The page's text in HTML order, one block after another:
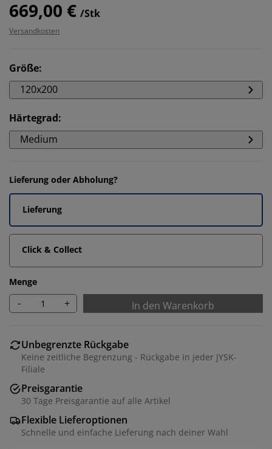
669,00 € /Stk
Versandkosten
Größe:
120x200
Härtegrad:
Medium
Lieferung oder Abholung?
Lieferung
Click & Collect
Menge
- + In den Warenkorb
Unbegrenzte Rückgabe
Keine zeitliche Begrenzung - Rückgabe in jeder JYSK-
Filiale
Preisgarantie
30 Tage Preisgarantie auf alle Artikel
Flexible Lieferoptionen
Schnelle und einfache Lieferung nach deiner Wahl